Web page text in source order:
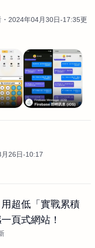
2024年04月30日-17:35更
26日-10:17
用超低「實戰累積
頁式網站！